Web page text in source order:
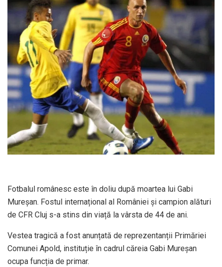
Fotbalul românesc este în doliu după moartea lui Gabi
Mureșan. Fostul internațional al României și campion alături
de CFR Cluj s-a stins din viață la vârsta de 44 de ani.
Vestea tragică a fost anunțată de reprezentanții Primăriei
Comunei Apold, instituție în cadrul căreia Gabi Mureșan
ocupa funcția de primar.